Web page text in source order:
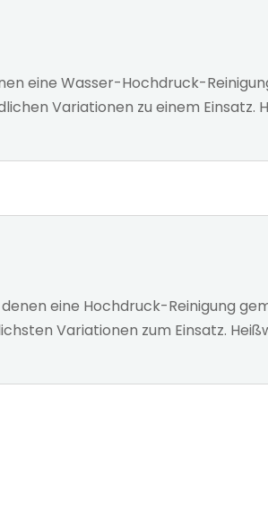
eine Wasser-Hochdruck-
Variationen zu einem Einsatz.
eine Hochdruck-Reinigung
Variationen zum Einsatz.